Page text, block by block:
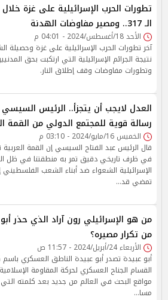
تطورات الحرب الإسرائيلية على غزة
الـ 317.. ومصير مفاوضات الهدنة
الأحد 18/أغسطس/2024 - 04:01 م
آخر تطورات الحرب الإسرائيلية على غزة وحصيلة
نتيجة الجرائم الإسرائيلية التي ارتكبت بحق
وتطورات مفاوضات وقف إطلاق النار.
العدل لايجب أن يتجزأ.. الرئيس
رسالة قوية للمجتمع الدولي من القمة
الخميس 16/مايو/2024 - 03:10 م
قال الرئيس عبد الفتاح السيسي إن القمة العربية
في ظرف تاريخي دقيق تمر به منطقتنا في ظل
الإسرائيلية الشعواء ضد أبناء الشعب الفلسطيني
تمضي قد…
من هو الإسرائيلي رون آراد الذي حذر
من تكرار مصيره؟
الأربعاء 24/أبريل/2024 - 11:57 ص
أبو عبيدة تصدر أبو عبيدة الناطق العسكري باسم
القسام الجناح العسكري لحركة المقاومة
مواقع البحث في العالم من جديد بعد كلمته التي
مسا…